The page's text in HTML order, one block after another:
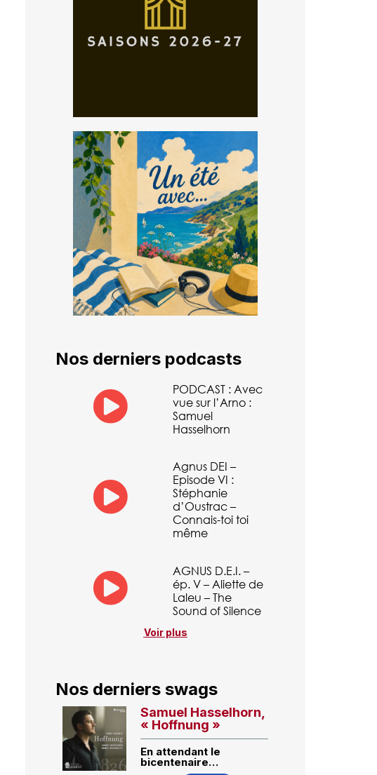
Nos derniers podcasts
PODCAST : Avec
vue sur l’Arno :
Samuel
Hasselhorn
Agnus DEI –
Episode VI :
Stéphanie
d’Oustrac –
Connais-toi toi
même
AGNUS D.E.I. –
ép. V – Aliette de
Laleu – The
Sound of Silence
Voir plus
Nos derniers swags
Samuel Hasselhorn,
« Hoffnung »
En attendant le
bicentenaire…